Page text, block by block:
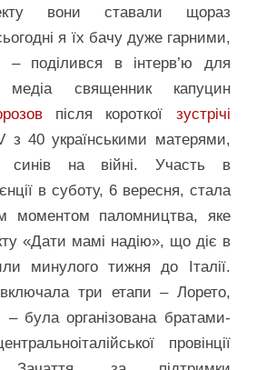
вони ставали щораз
я їх бачу дуже гарними,
– поділився в інтерв’ю для
медіа священник капуцин
після короткої зустрічі
з 40 українськими матерями,
синів на війні. Участь в
в суботу, 6 вересня, стала
моментом паломництва, яке
«Дати мамі надію», що діє в
минулого тижня до Італії.
три етапи – Лорето,
– була організована братами-
провінції